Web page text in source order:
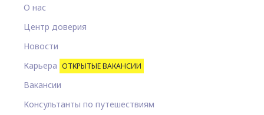
О нас
Центр доверия
Новости
Карьера ОТКРЫТЫЕ ВАКАНСИИ
Вакансии
Консультанты по путешествиям